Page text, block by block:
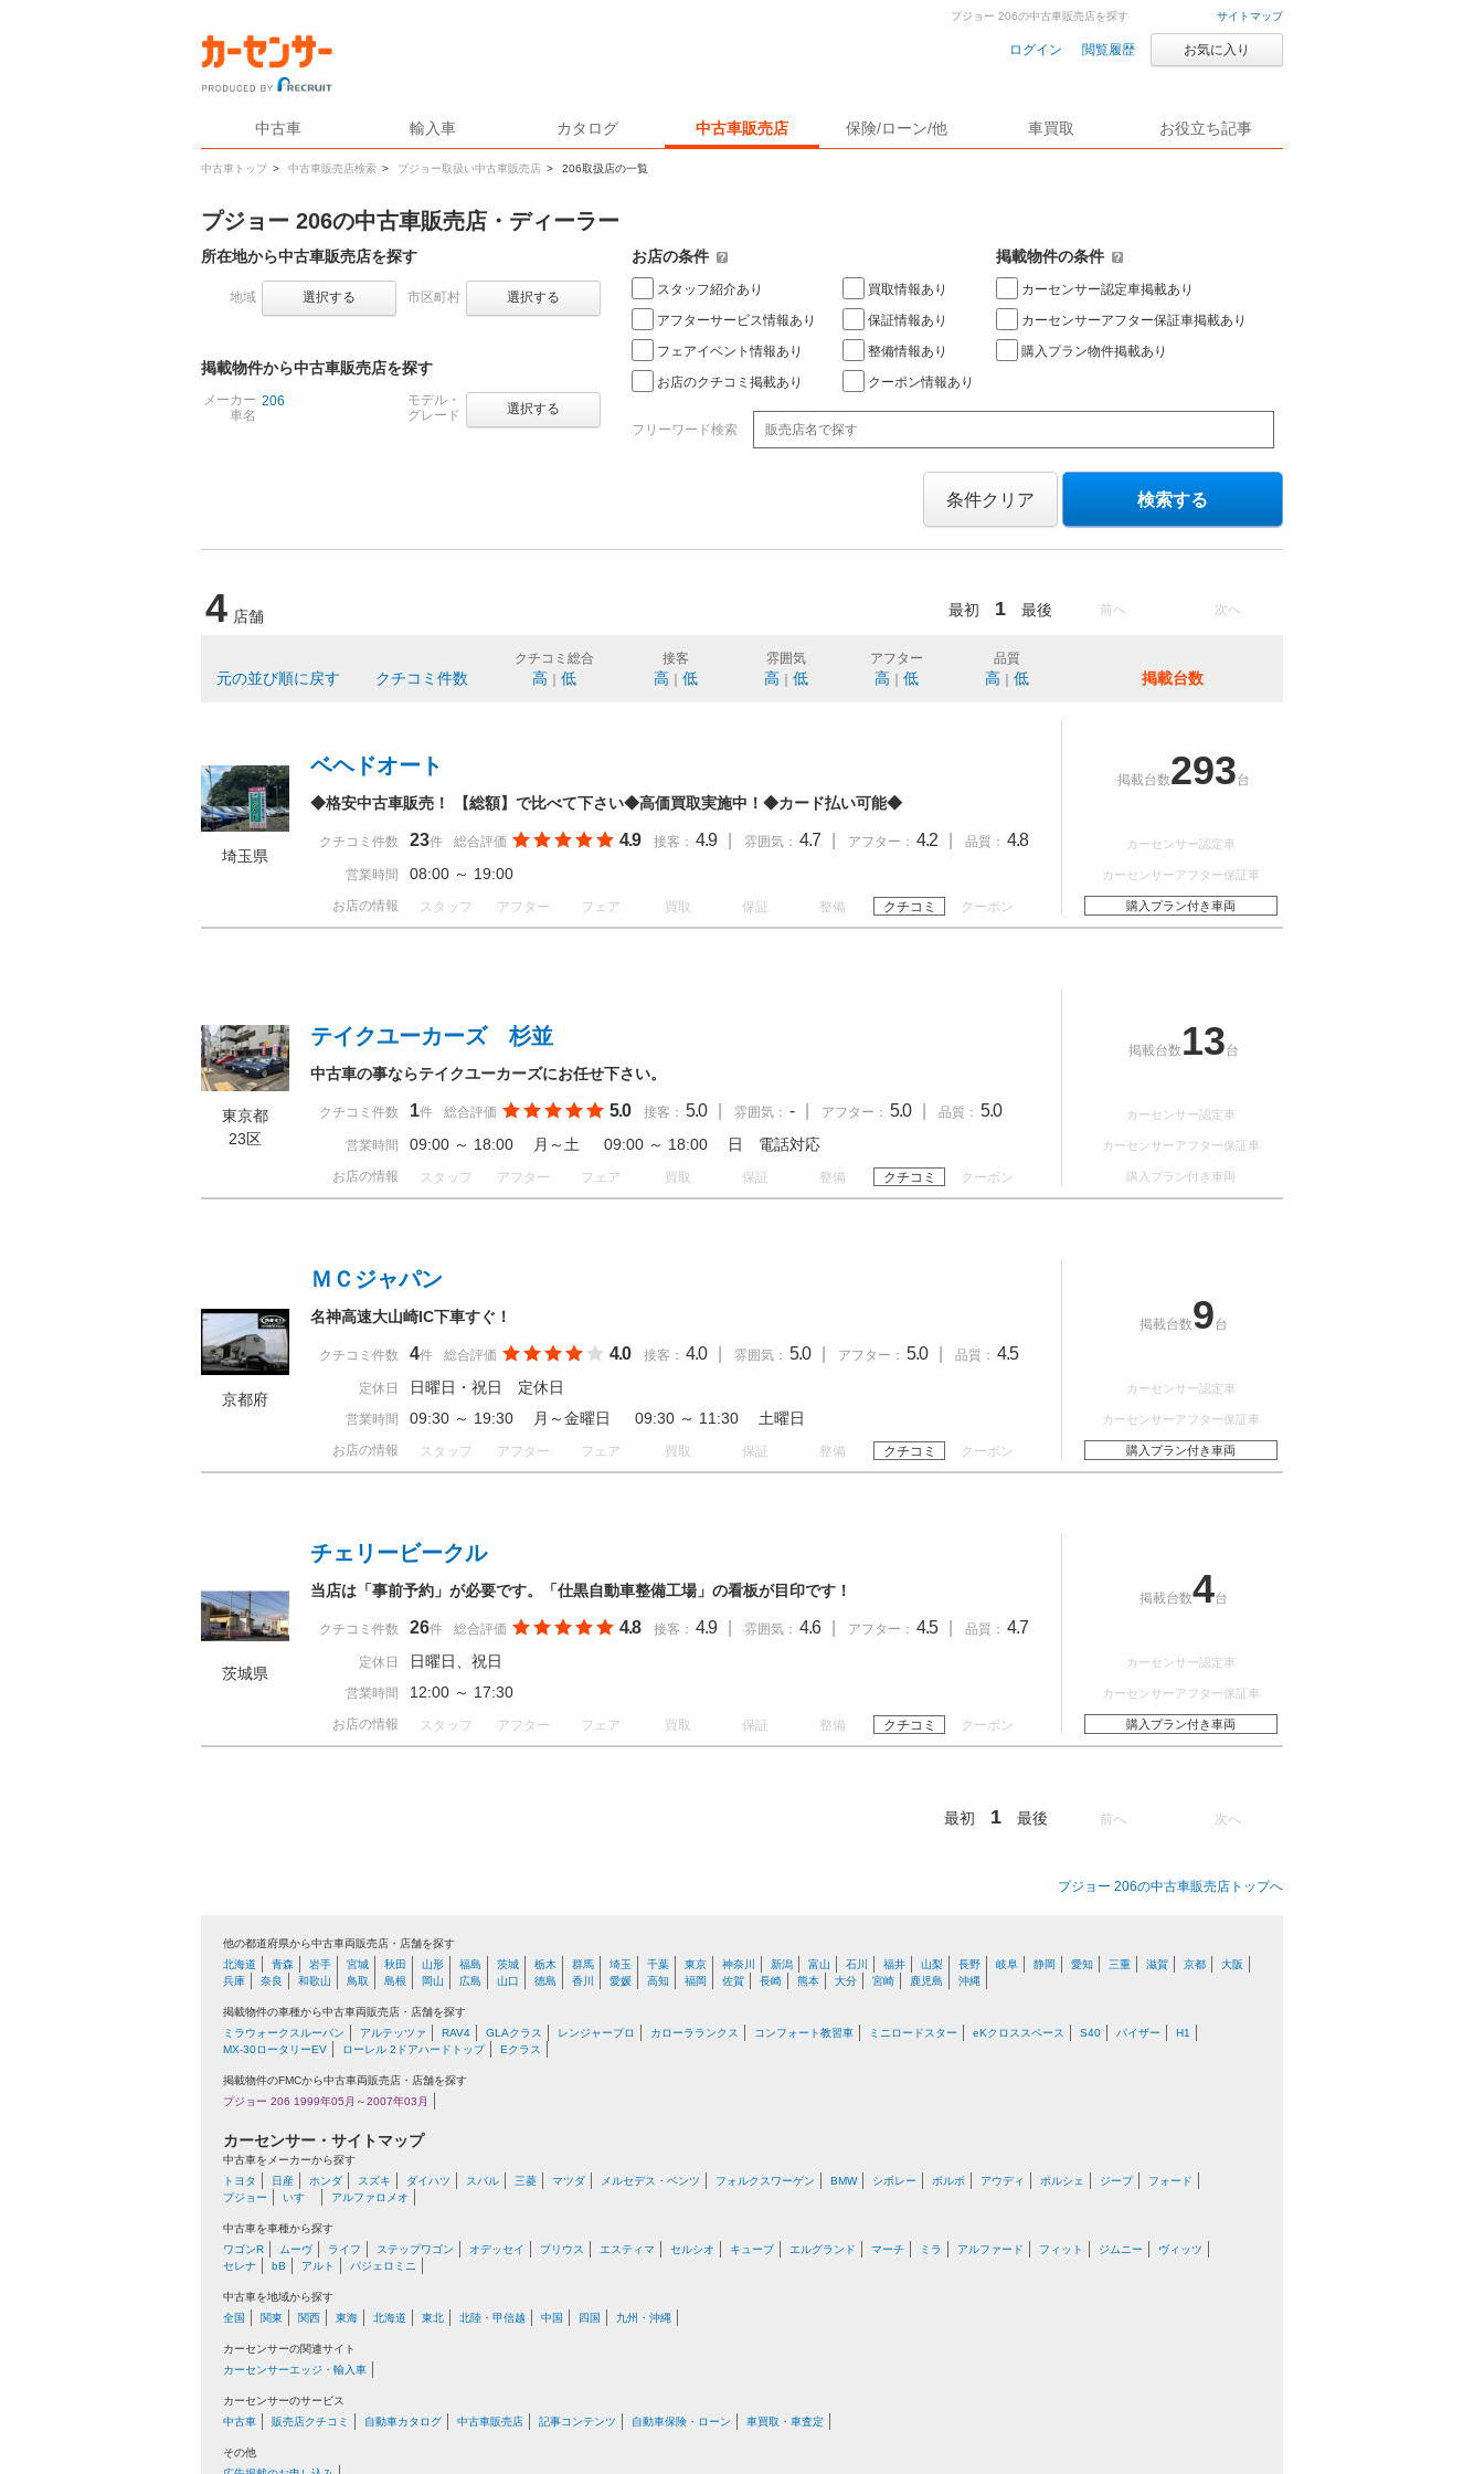
サイトマップ
ログイン 閲覧履歴 お気に入り
中古車 輸入車 カタログ 中古車販売店 保険/ローン/他 車買取 お役立ち記事
中古車トップ > 中古車販売店検索 > プジョー取扱い中古車販売店 > 206取扱店の一覧
プジョー 206の中古車販売店を探す
プジョー 206の中古車販売店・ディーラー
所在地から中古車販売店を探す
地域 選択する 市区町村 選択する
掲載物件から中古車販売店を探す
メーカー
車名
206
モデル・
グレード
選択する
お店の条件
スタッフ紹介あり
アフターサービス情報あり
フェアイベント情報あり
お店のクチコミ掲載あり
買取情報あり
保証情報あり
整備情報あり
クーポン情報あり
掲載物件の条件
カーセンサー認定車掲載あり
カーセンサーアフター保証車掲載あり
購入プラン物件掲載あり
フリーワード検索
条件クリア 検索する
4 店舗 前へ 次へ
最初 1 最後
元の並び順に戻す クチコミ件数
クチコミ総合
高 低
接客
高 低
雰囲気
高 低
アフター
高 低
品質
高 低 掲載台数
埼玉県
ベヘドオート
◆格安中古車販売！ 【総額】で比べて下さい◆高価買取実施中！◆カード払い可能◆
クチコミ件数 23件 総合評価 4.9 接客： 4.9 雰囲気： 4.7 アフター： 4.2 品質： 4.8
営業時間 08:00 ～ 19:00
お店の情報 スタッフ アフター フェア 買取 保証 整備 クチコミ クーポン
掲載台数293台
カーセンサー認定車
カーセンサーアフター保証車
購入プラン付き車両
東京都
23区
テイクユーカーズ 杉並
中古車の事ならテイクユーカーズにお任せ下さい。
クチコミ件数 1件 総合評価 5.0 接客： 5.0 雰囲気： - アフター： 5.0 品質： 5.0
営業時間 09:00 ～ 18:00 月～土 09:00 ～ 18:00 日 電話対応
お店の情報 スタッフ アフター フェア 買取 保証 整備 クチコミ クーポン
掲載台数 13台
カーセンサー認定車
カーセンサーアフター保証車
購入プラン付き車両
京都府
ＭＣジャパン
名神高速大山崎IC下車すぐ！
クチコミ件数 4件 総合評価 4.0 接客： 4.0 雰囲気： 5.0 アフター： 5.0 品質： 4.5
定休日 日曜日・祝日 定休日
営業時間 09:30 ～ 19:30 月～金曜日 09:30 ～ 11:30 土曜日
お店の情報 スタッフ アフター フェア 買取 保証 整備 クチコミ クーポン
掲載台数9台
カーセンサー認定車
カーセンサーアフター保証車
購入プラン付き車両
茨城県
チェリービークル
当店は「事前予約」が必要です。「仕黒自動車整備工場」の看板が目印です！
クチコミ件数 26件 総合評価 4.8 接客： 4.9 雰囲気： 4.6 アフター： 4.5 品質： 4.7
定休日 日曜日、祝日
営業時間 12:00 ～ 17:30
お店の情報 スタッフ アフター フェア 買取 保証 整備 クチコミ クーポン
掲載台数4台
カーセンサー認定車
カーセンサーアフター保証車
購入プラン付き車両
最初 1 最後 前へ 次へ
プジョー 206の中古車販売店トップへ
他の都道府県から中古車両販売店・店舗を探す
北海道
青森 岩手 宮城 秋田 山形 福島 茨城 栃木 群馬 埼玉 千葉 東京 神奈川 新潟 富山 石川 福井 山梨 長野 岐阜 静岡 愛知 三重 滋賀 京都
大阪
兵庫
奈良 和歌山 鳥取 島根 岡山 広島 山口 徳島 香川 愛媛 高知 福岡 佐賀 長崎 熊本 大分 宮崎 鹿児島 沖縄
掲載物件の車種から中古車両販売店・店舗を探す
ミラウォークスルーバン
アルテッツァ RAV4 GLAクラス レンジャープロ カローラランクス コンフォート教習車 ミニロードスター eKクロススペース S40 パイザー
H1
MX-30ロータリーEV
ローレル 2ドアハードトップ Eクラス
掲載物件のFMCから中古車両販売店・店舗を探す
プジョー 206 1999年05月～2007年03月
カーセンサー・サイトマップ
中古車をメーカーから探す
トヨタ
日産 ホンダ スズキ ダイハツ スバル 三菱 マツダ メルセデス・ベンツ フォルクスワーゲン BMW シボレー ボルボ アウディ ポルシェ ジープ
フォード
プジョー
いすゞ アルファロメオ
中古車を車種から探す
ワゴンR
ムーヴ ライフ ステップワゴン オデッセイ プリウス エスティマ セルシオ キューブ エルグランド マーチ ミラ アルファード フィット ジムニー
ヴィッツ
セレナ
bB アルト パジェロミニ
中古車を地域から探す
全国
関東 関西 東海 北海道 東北 北陸・甲信越 中国 四国 九州・沖縄
カーセンサーの関連サイト
カーセンサーエッジ・輸入車
カーセンサーのサービス
中古車
販売店クチコミ 自動車カタログ 中古車販売店 記事コンテンツ 自動車保険・ローン 車買取・車査定
その他